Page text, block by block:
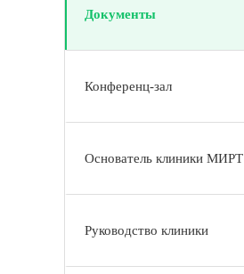
Документы
Конференц-зал
Основатель клиники МИРТ
Руководство клиники